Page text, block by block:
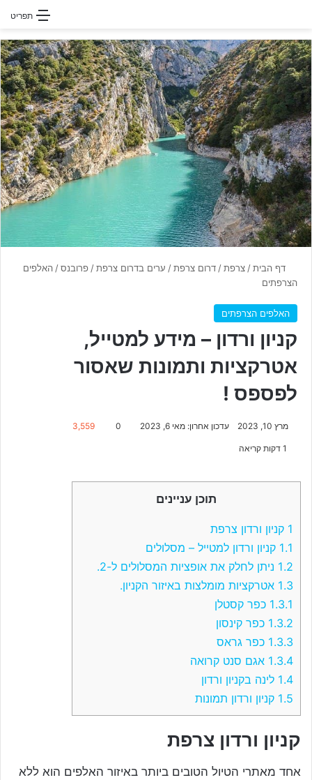
תפריט
דף הבית/ צרפת/ דרום צרפת/ ערים בדרום צרפת/ פרובנס/ האלפים
הצרפתים
האלפים הצרפתים
קניון ורדון – מידע למטייל,
אטרקציות ותמונות שאסור
לפספס !
מרץ 10, 2023 עדכון אחרון: מאי 6, 2023 0
3,559
תוכן עניינים
1 קניון ורדון צרפת
1.1 קניון ורדון למטייל – מסלולים
1.2 ניתן לחלק את אופציות המסלולים ל-2.
1.3 אטרקציות מומלצות באיזור הקניון.
1.3.1 כפר קסטלן
1.3.2 כפר קינסון
1.3.3 כפר גראס
1.3.4 אגם סנט קרואה
1.4 לינה בקניון ורדון
1.5 קניון ורדון תמונות
קניון ורדון צרפת
אחד מאתרי הטיול הטובים ביותר באיזור האלפים הוא ללא